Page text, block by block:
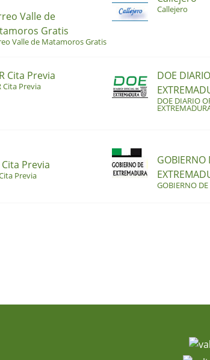
Valle de
Gratis
Valle de Matamoros Gratis
Callejero
Cita Previa
Cita Previa
DOE
DOE DIARIO
Cita Previa
Previa
GOBIERNO
GOBIERNO